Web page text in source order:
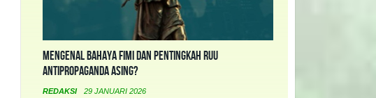
Mengenal Bahaya FIMI dan Pentingkah RUU
Antipropaganda Asing?
REDAKSI 29 JANUARI 2026